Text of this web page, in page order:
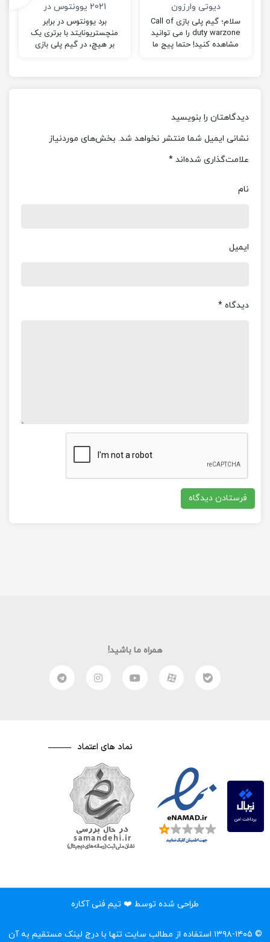
دیوتی وارزون
سلام؛ گیم پلی بازی Call of
duty warzone را می توانید
مشاهده کنید! حتما پیج ما
2021 یوونتوس در
مقابل
منچستریونایتد
برد یوونتوس در برابر
منچستریونایتد با برتری یک
بر هیچ، در گیم پلی بازی
دیدگاهتان را بنویسید
نشانی ایمیل شما منتشر نخواهد شد. بخش‌های موردنیاز
علامت‌گذاری شده‌اند *
نام
ایمیل
دیدگاه *
همراه ما باشید!
نماد های اعتماد
طراحی شده توسط ❤️ تیم فنی آکاره
© ۱۳۹۸-۱۴۰۵ استفاده از مطالب سایت تنها با درج لینک مستقیم به آن